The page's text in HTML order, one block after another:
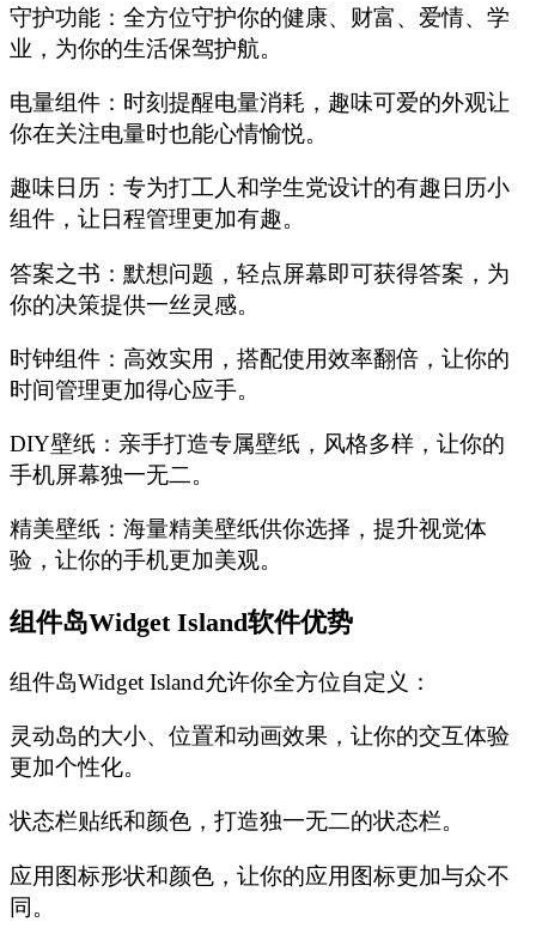
‌守护功能‌：全方位守护你的健康、财富、爱情、学
业，为你的生活保驾护航。
‌电量组件‌：时刻提醒电量消耗，趣味可爱的外观让
你在关注电量时也能心情愉悦。
‌趣味日历‌：专为打工人和学生党设计的有趣日历小
组件，让日程管理更加有趣。
‌答案之书‌：默想问题，轻点屏幕即可获得答案，为
你的决策提供一丝灵感。
‌时钟组件‌：高效实用，搭配使用效率翻倍，让你的
时间管理更加得心应手。
‌DIY壁纸‌：亲手打造专属壁纸，风格多样，让你的
手机屏幕独一无二。
‌精美壁纸‌：海量精美壁纸供你选择，提升视觉体
验，让你的手机更加美观。
‌组件岛Widget Island软件优势‌
组件岛Widget Island允许你全方位自定义：
灵动岛的大小、位置和动画效果，让你的交互体验
更加个性化。
状态栏贴纸和颜色，打造独一无二的状态栏。
应用图标形状和颜色，让你的应用图标更加与众不
同。